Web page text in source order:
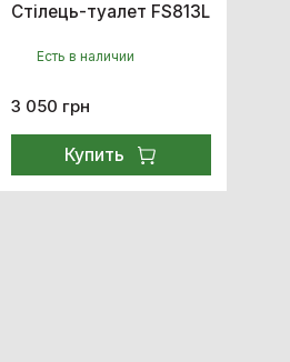
Стілець-туалет FS813L
Есть в наличии
3 050 грн
Купить